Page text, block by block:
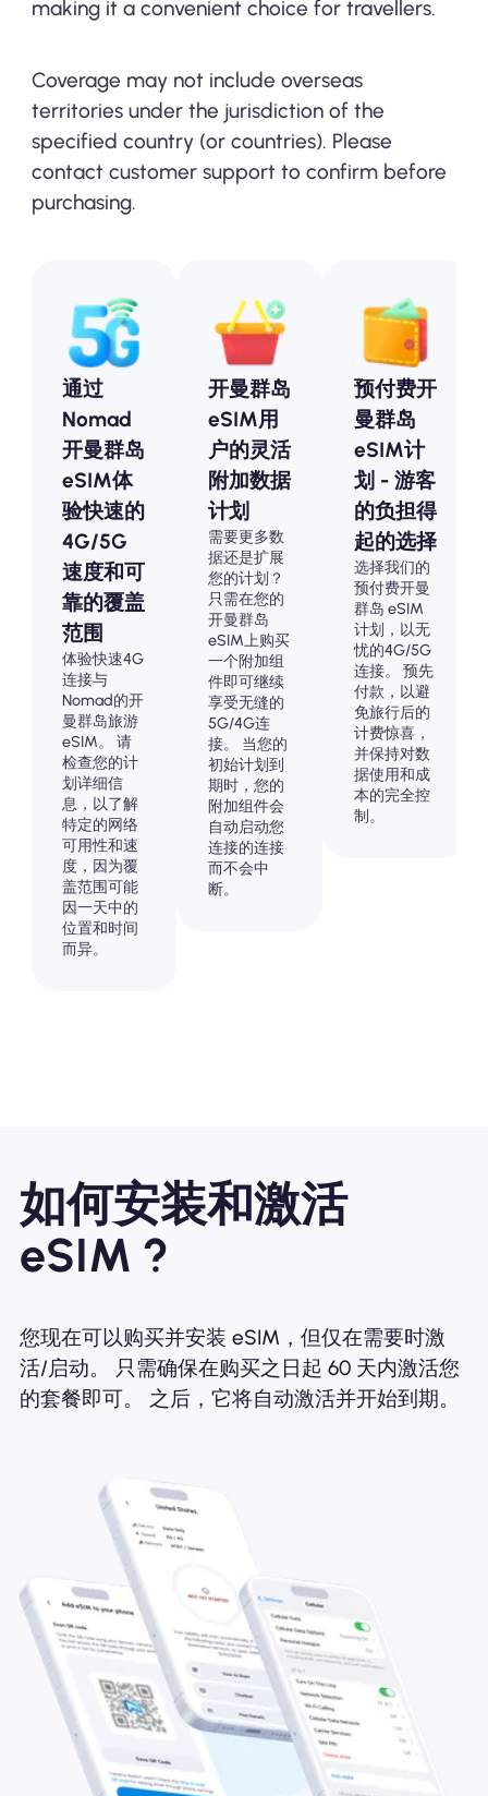
making it a convenient choice for travellers.
Coverage may not include overseas
territories under the jurisdiction of the
specified country (or countries). Please
contact customer support to confirm before
purchasing.
通过
Nomad
开曼群岛
eSIM体
验快速的
4G/5G
速度和可
靠的覆盖
范围
体验快速4G
连接与
Nomad的开
曼群岛旅游
eSIM。 请
检查您的计
划详细信
息，以了解
特定的网络
可用性和速
度，因为覆
盖范围可能
因一天中的
位置和时间
而异。
开曼群岛
eSIM用
户的灵活
附加数据
计划
需要更多数
据还是扩展
您的计划？
只需在您的
开曼群岛
eSIM上购买
一个附加组
件即可继续
享受无缝的
5G/4G连
接。 当您的
初始计划到
期时，您的
附加组件会
自动启动您
连接的连接
而不会中
断。
预付费开
曼群岛
eSIM计
划 - 游客
的负担得
起的选择
选择我们的
预付费开曼
群岛 eSIM
计划，以无
忧的4G/5G
连接。 预先
付款，以避
免旅行后的
计费惊喜，
并保持对数
据使用和成
本的完全控
制。
如何安装和激活
eSIM ?
您现在可以购买并安装 eSIM，但仅在需要时激
活/启动。 只需确保在购买之日起 60 天内激活您
的套餐即可。 之后，它将自动激活并开始到期。